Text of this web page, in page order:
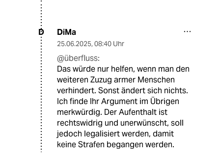
D DiMa
25.06.2025, 08:40 Uhr
@überfluss:
Das würde nur helfen, wenn man den
weiteren Zuzug armer Menschen
verhindert. Sonst ändert sich nichts.
Ich finde Ihr Argument im Übrigen
merkwürdig. Der Aufenthalt ist
rechtswidrig und unerwünscht, soll
jedoch legalisiert werden, damit
keine Strafen begangen werden.